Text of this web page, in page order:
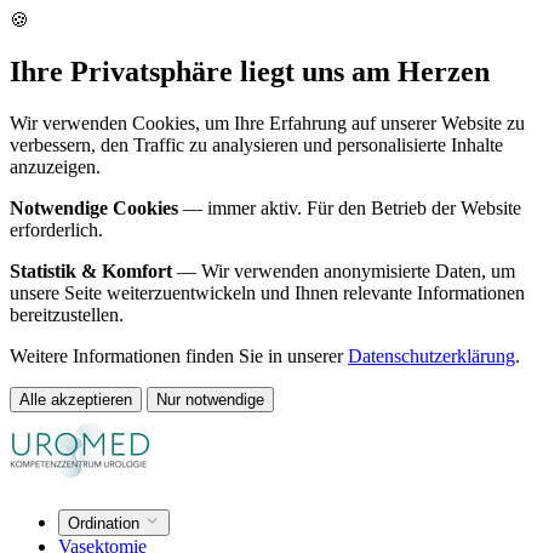
🍪
Ihre Privatsphäre liegt uns am Herzen
Wir verwenden Cookies, um Ihre Erfahrung auf unserer Website zu
verbessern, den Traffic zu analysieren und personalisierte Inhalte
anzuzeigen.
Notwendige Cookies — immer aktiv. Für den Betrieb der Website
erforderlich.
Statistik & Komfort — Wir verwenden anonymisierte Daten, um
unsere Seite weiterzuentwickeln und Ihnen relevante Informationen
bereitzustellen.
Weitere Informationen finden Sie in unsererDatenschutzerklärung.
Alle akzeptieren Nur notwendige
Ordination
Vasektomie